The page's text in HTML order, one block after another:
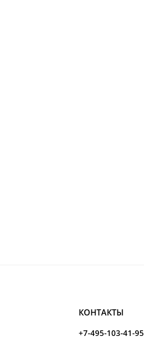
КОНТАКТЫ
+7-495-103-41-95